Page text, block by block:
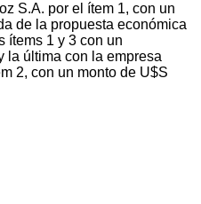
S.A. por el ítem 1, con un
de la propuesta económica
ítems 1 y 3 con un
la última con la empresa
2, con un monto de U$S